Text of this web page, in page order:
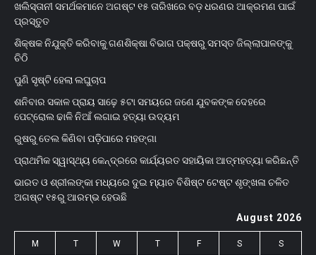
ଖଲିସ୍ତାନୀ ସମର୍ଥକମାନେ ଅଗଷ୍ଟ ୧୫ ତାରିଖରେ ବଡ଼ ଧରଣର ଆକ୍ରମଣ ପାଇଁ
ପ୍ରସ୍ତୁତ
ଶିକ୍ଷକ ନିଯୁକ୍ତି କରିବାକୁ ଗଣଶିକ୍ଷା ବିଭାଗ ପକ୍ଷରୁ ସମସ୍ତ ଜିଲ୍ଲାପାଳଙ୍କୁ
ଚିଠି
ପୁଣି ସୃଷ୍ଟି ହେଲା ଲଘୁଚାପ
ଶନିବାର ସକାଳ ପ୍ରାୟ ସାଢ଼େ ୫ଟା ସମୟରେ ଜଣେ ଯୁବକଙ୍କ ଦେହରେ
ପେଟ୍ରୋଲ ଢାଳି ନିଆଁ ଲଗାଇ ହତ୍ୟା ଉଦ୍ୟମ
ରୁଷରୁ ତେଲ କିଣିବା ପଡ଼ିପାରେ ମହଙ୍ଗା
ପ୍ରାଥମିକ ସ୍ୱାସ୍ଥ୍ୟ କେନ୍ଦ୍ରରେ କାର୍ଯ୍ୟରତ ସହାୟିକା ଆତ୍ମହତ୍ୟା କରିଛନ୍ତି
ଭାରତ ଓ ଶ୍ରୀଲଙ୍କା ମଧ୍ୟରେ ଦୁଇ ମ୍ୟାଚ ବିଶିଷ୍ଟ ଟେଷ୍ଟ ଶୃଙ୍ଖଳା ଚଳିତ
ଅଗଷ୍ଟ ୧୫ରୁ ଆରମ୍ଭ ହେଊଛି
August 2026
M T W T F S S